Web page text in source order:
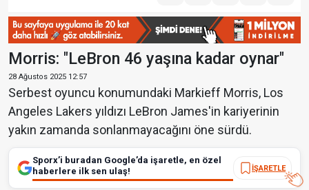
Morris: "LeBron 46 yaşına kadar oynar"
28 Ağustos 2025 12:57
Serbest oyuncu konumundaki Markieff Morris, Los
Angeles Lakers yıldızı LeBron James'in kariyerinin
yakın zamanda sonlanmayacağını öne sürdü.
Sporx’i buradan Google’da işaretle, en özel
haberlere ilk sen ulaş!
İŞARETLE